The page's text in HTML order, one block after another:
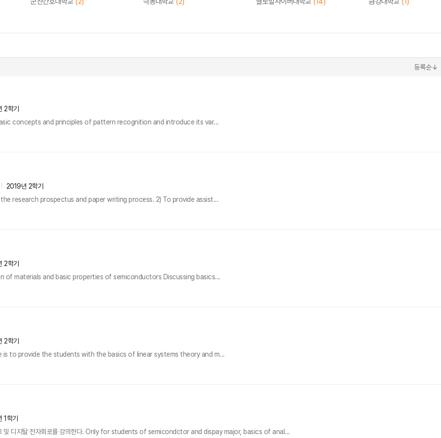
등록순↓
2학기
concepts and principles of pattern recognition and introduce its var...
2019년 2학기
research prospectus and paper writing process. 2) To provide assist...
2학기
of materials and basic properties of semiconductors Discussing basics...
2학기
to provide the students with the basics of linear systems theory and m...
1학기
그 및 디지탈 전자회로를 강의한다. Only for students of semicondctor and dispay major, basics of anal...